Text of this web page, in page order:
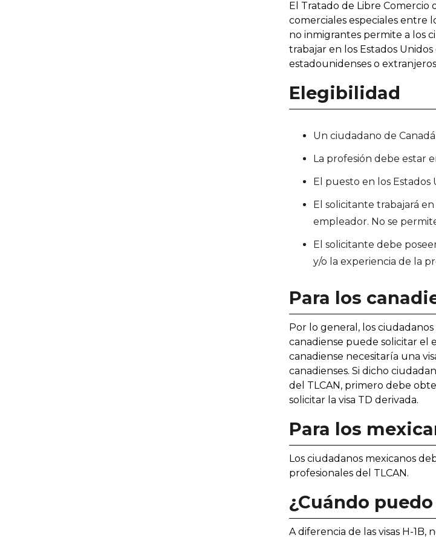
El Tratado de Libre Comercio
comerciales especiales entre
no inmigrantes permite a los
trabajar en los Estados
estadounidenses o
Elegibilidad
Un ciudadano de
La profesión debe estar
El puesto en los
El solicitante trabajará
empleador. No se
El solicitante debe
y/o la experiencia de la
Para los
Por lo general, los
canadiense puede solicitar el
canadiense necesitaría una
canadienses. Si dicho
del TLCAN, primero debe
solicitar la visa TD derivada.
Para los
Los ciudadanos mexicanos
profesionales del TLCAN.
¿Cuándo
A diferencia de las visas H-